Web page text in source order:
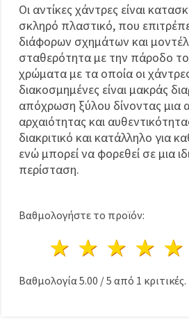
Οι αντίκες χάντρες είναι
σκληρό πλαστικό, που
διάφορων σχημάτων και
σταθερότητα με την πάροδο
χρώματα με τα οποία οι χάντρες
διακοσμημένες είναι μακράς
απόχρωση ξύλου δίνοντας μια
αρχαιότητας και
διακριτικό και κατάλληλο για
ενώ μπορεί να φορεθεί σε μια
περίσταση.
Βαθμολογήστε το προϊόν:
4
3
2 Αστέρια
1 Αστέρι
Βαθμολογία 5.00 /5 από 1 κριτικές.